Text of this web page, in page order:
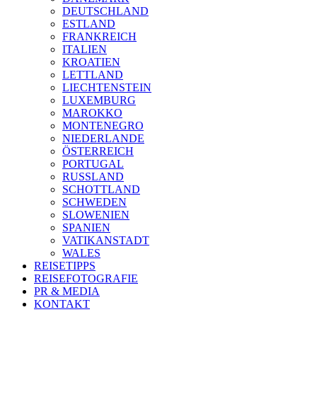
DEUTSCHLAND
ESTLAND
FRANKREICH
ITALIEN
KROATIEN
LETTLAND
LIECHTENSTEIN
LUXEMBURG
MAROKKO
MONTENEGRO
NIEDERLANDE
ÖSTERREICH
PORTUGAL
RUSSLAND
SCHOTTLAND
SCHWEDEN
SLOWENIEN
SPANIEN
VATIKANSTADT
WALES
REISETIPPS
REISEFOTOGRAFIE
PR & MEDIA
KONTAKT